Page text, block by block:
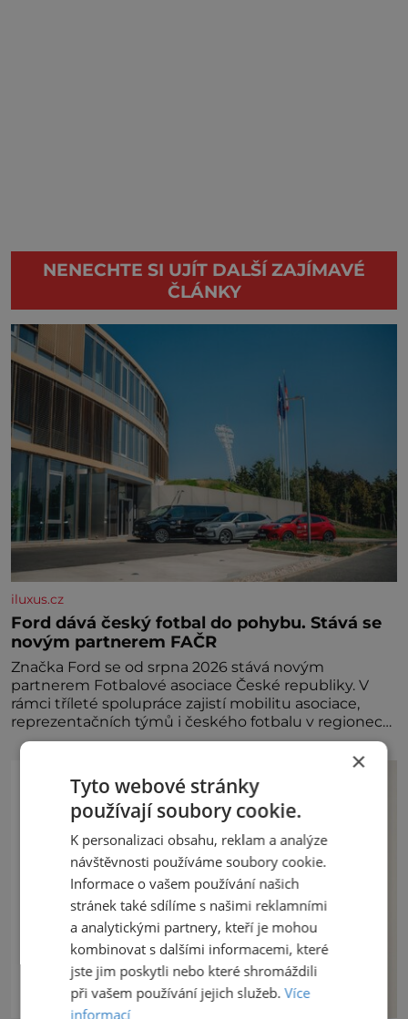
NENECHTE SI UJÍT DALŠÍ ZAJÍMAVÉ
ČLÁNKY
iluxus.cz
Ford dává český fotbal do pohybu. Stává se
novým partnerem FAČR
Značka Ford se od srpna 2026 stává novým
partnerem Fotbalové asociace České republiky. V
rámci tříleté spolupráce zajistí mobilitu asociace,
reprezentačních týmů i českého fotbalu v regionech.
Partner
×
Tyto webové stránky
používají soubory cookie.
K personalizaci obsahu, reklam a analýze
návštěvnosti používáme soubory cookie.
Informace o vašem používání našich
stránek také sdílíme s našimi reklamními
a analytickými partnery, kteří je mohou
kombinovat s dalšími informacemi, které
jste jim poskytli nebo které shromáždili
při vašem používání jejich služeb.Více
informací